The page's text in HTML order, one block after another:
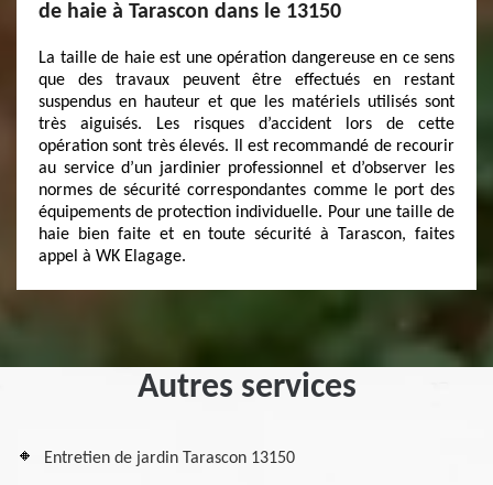
de haie à Tarascon dans le 13150
La taille de haie est une opération dangereuse en ce sens
que des travaux peuvent être effectués en restant
suspendus en hauteur et que les matériels utilisés sont
très aiguisés. Les risques d’accident lors de cette
opération sont très élevés. Il est recommandé de recourir
au service d’un jardinier professionnel et d’observer les
normes de sécurité correspondantes comme le port des
équipements de protection individuelle. Pour une taille de
haie bien faite et en toute sécurité à Tarascon, faites
appel à WK Elagage.
Autres services
Entretien de jardin Tarascon 13150